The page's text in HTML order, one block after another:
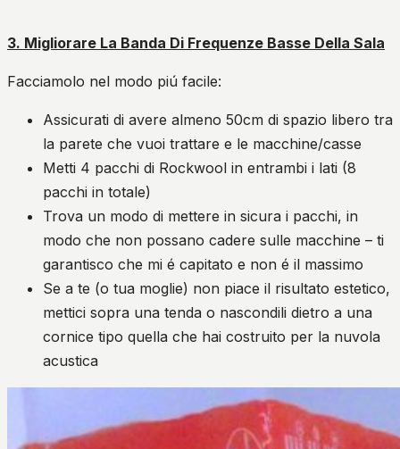
3. Migliorare La Banda Di Frequenze Basse Della Sala
Facciamolo nel modo piú facile:
Assicurati di avere almeno 50cm di spazio libero tra
la parete che vuoi trattare e le macchine/casse
Metti 4 pacchi di Rockwool in entrambi i lati (8
pacchi in totale)
Trova un modo di mettere in sicura i pacchi, in
modo che non possano cadere sulle macchine – ti
garantisco che mi é capitato e non é il massimo
Se a te (o tua moglie) non piace il risultato estetico,
mettici sopra una tenda o nascondili dietro a una
cornice tipo quella che hai costruito per la nuvola
acustica